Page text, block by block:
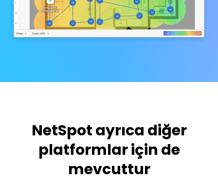
NetSpot ayrıca diğer
platformlar için de
mevcuttur